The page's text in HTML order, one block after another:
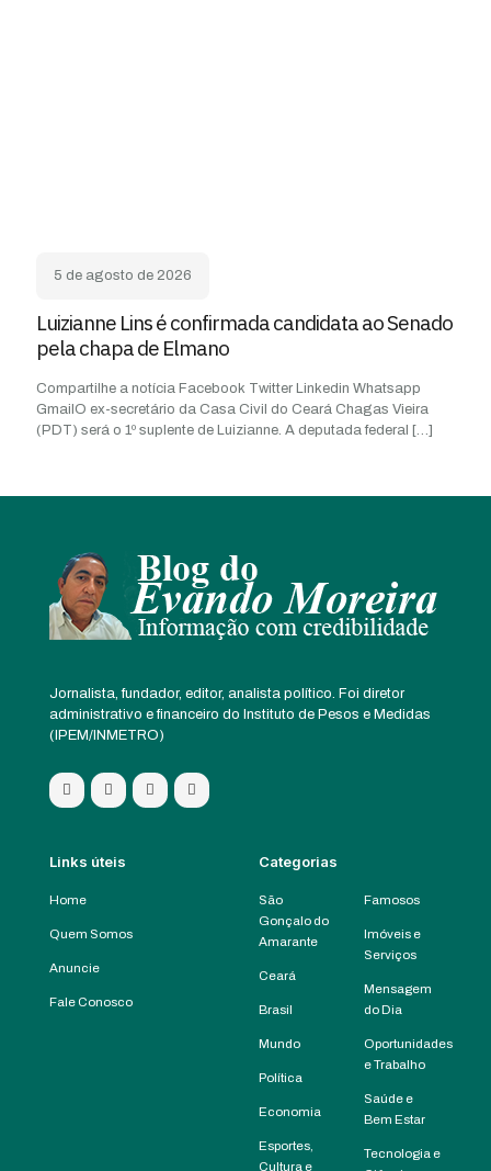
5 de agosto de 2026
Luizianne Lins é confirmada candidata ao Senado
pela chapa de Elmano
Compartilhe a notícia Facebook Twitter Linkedin Whatsapp
GmailO ex-secretário da Casa Civil do Ceará Chagas Vieira
(PDT) será o 1º suplente de Luizianne. A deputada federal […]
Jornalista, fundador, editor, analista político. Foi diretor
administrativo e financeiro do Instituto de Pesos e Medidas
(IPEM/INMETRO)
Links úteis
Home
Quem Somos
Anuncie
Fale Conosco
Categorias
São
Gonçalo do
Amarante
Ceará
Brasil
Mundo
Política
Economia
Esportes,
Cultura e
Famosos
Imóveis e
Serviços
Mensagem
do Dia
Oportunidades
e Trabalho
Saúde e
Bem Estar
Tecnologia e